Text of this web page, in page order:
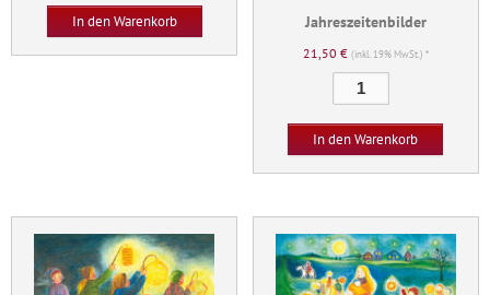
Hans
Menge
In den Warenkorb Jahreszeitenbilder
21,50 € (inkl. 19% MwSt.) *
Menge
In den Warenkorb